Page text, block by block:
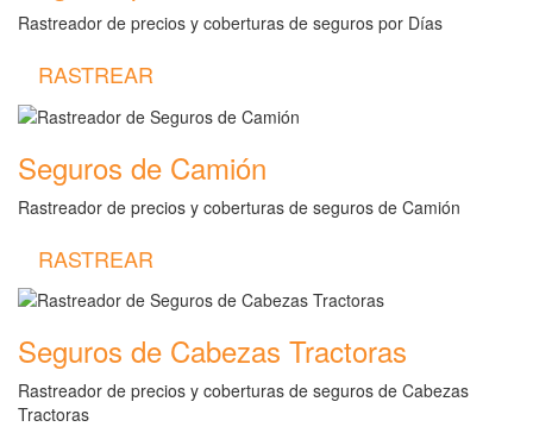
Rastreador de precios y coberturas de seguros por Días
RASTREAR
Seguros de Camión
Rastreador de precios y coberturas de seguros de Camión
RASTREAR
Seguros de Cabezas Tractoras
Rastreador de precios y coberturas de seguros de Cabezas
Tractoras